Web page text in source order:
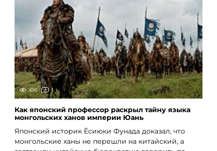
616 1
Как японский профессор раскрыл тайну языка
монгольских ханов империи Юань
Японский историк Ёсиюки Фунада доказал, что
монгольские ханы не перешли на китайский, а